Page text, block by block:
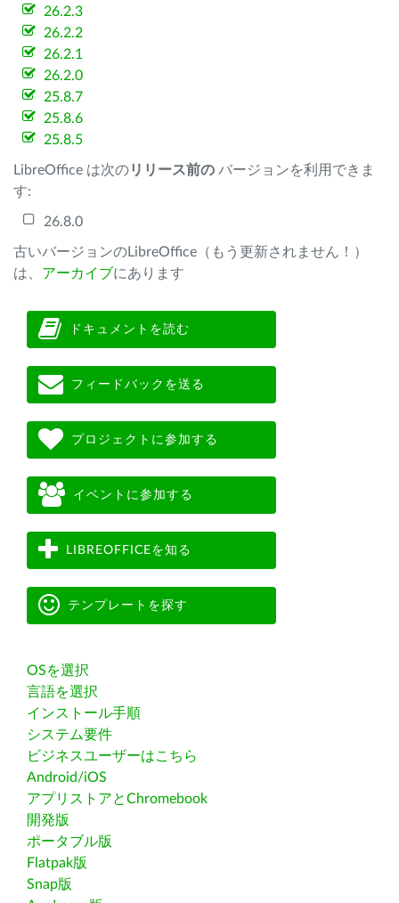
26.2.3
26.2.2
26.2.1
26.2.0
25.8.7
25.8.6
25.8.5
LibreOffice は次のリリース前の バージョンを利用できま
す:
26.8.0
古いバージョンのLibreOffice（もう更新されません！）
は、 アーカイブにあります
ドキュメントを読む
フィードバックを送る
プロジェクトに参加する
イベントに参加する
LIBREOFFICEを知る
テンプレートを探す
OSを選択
言語を選択
インストール手順
システム要件
ビジネスユーザーはこちら
Android/iOS
アプリストアとChromebook
開発版
ポータブル版
Flatpak版
Snap版